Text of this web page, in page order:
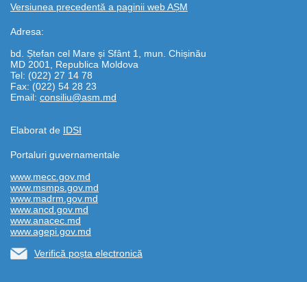
Versiunea precedentă a paginii web AȘM
Adresa:
bd. Ștefan cel Mare și Sfânt 1, mun. Chișinău
MD 2001, Republica Moldova
Tel: (022) 27 14 78
Fax: (022) 54 28 23
Email: consiliu@asm.md
Elaborat de IDSI
Portaluri guvernamentale
www.mecc.gov.md
www.msmps.gov.md
www.madrm.gov.md
www.ancd.gov.md
www.anacec.md
www.agepi.gov.md
Verifică poșta electronică